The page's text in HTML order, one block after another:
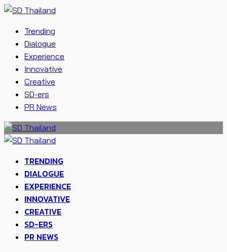
Trending
Dialogue
Experience
Innovative
Creative
SD-ers
PR News
TRENDING
DIALOGUE
EXPERIENCE
INNOVATIVE
CREATIVE
SD-ERS
PR NEWS